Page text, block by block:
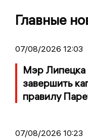
Главные
07/08/2026 12:03
Мэр
завершить
правилу
07/08/2026 10:23